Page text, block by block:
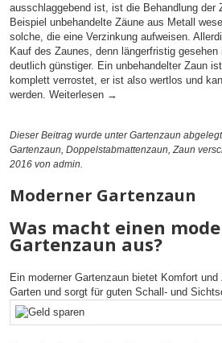
ausschlaggebend ist, ist die Behandlung der
Beispiel unbehandelte Zäune aus Metall
solche, die eine Verzinkung aufweisen.
Kauf des Zaunes, denn längerfristig
deutlich günstiger. Ein unbehandelter Zaun
komplett verrostet, er ist also wertlos und
werden. Weiterlesen →
Dieser Beitrag wurde unterGartenzaun
Gartenzaun, Doppelstabmattenzaun,Zaun
2016 von admin.
Moderner Gartenzaun
Was macht einen
Gartenzaun aus?
Ein moderner Gartenzaun bietet Komfort
Garten und sorgt für guten Schall- und